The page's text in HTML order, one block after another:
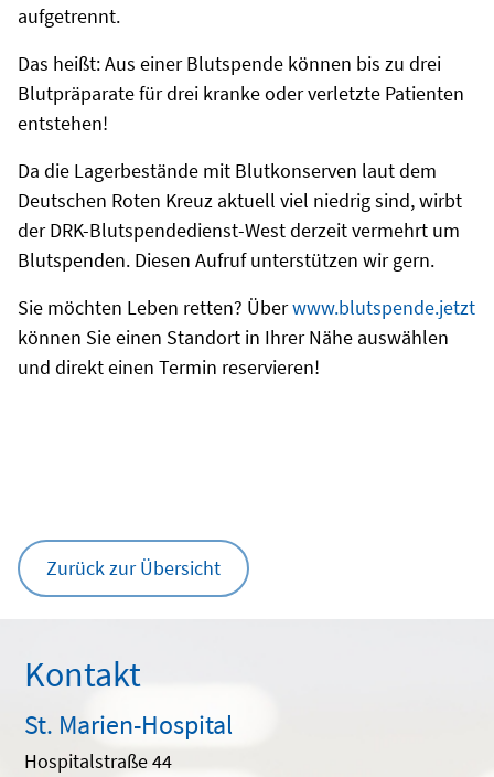
aufgetrennt.
Das heißt: Aus einer Blutspende können bis zu drei
Blutpräparate für drei kranke oder verletzte Patienten
entstehen!
Da die Lagerbestände mit Blutkonserven laut dem
Deutschen Roten Kreuz aktuell viel niedrig sind, wirbt
der DRK-Blutspendedienst-West derzeit vermehrt um
Blutspenden. Diesen Aufruf unterstützen wir gern.
Sie möchten Leben retten? Überwww.blutspende.jetzt
können Sie einen Standort in Ihrer Nähe auswählen
und direkt einen Termin reservieren!
Zurück zur Übersicht
Kontakt
St. Marien-Hospital
Hospitalstraße 44